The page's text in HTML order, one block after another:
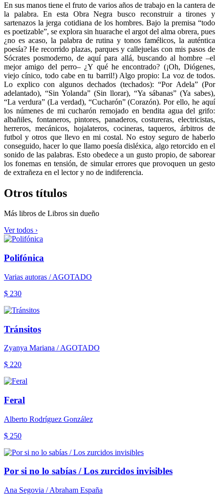
En sus manos tiene el fruto de varios años de trabajo en la cantera de
la palabra. En esta Obra Negra busco reconstruir a tirones y
sartenazos la jerga cotidiana de los hombres. Bajo la premisa “todo
es poetizable”, se explora sin huarache el argot del alma obrera, pues
¿no es acaso, la palabra de rutina y tonos famélicos, la auténtica
poesía? He recorrido plazas, parques y callejuelas con mis pasos de
Sócrates posmoderno, de aquí para allá, buscando al hombre –el
mejor amigo del perro– ¿Y qué he encontrado? (¡Oh, Diógenes,
viejo cínico, todo cabe en tu barril!) Algo propio: La voz de todos.
Lo explico con algunos dechados (techados): “Por Adela” (Por
adelantado), “Sin Yolanda” (Sin llorar), “Ya sábanas” (Ya sabes),
“La verdura” (La verdad), “Cucharón” (Corazón). Por ello, he aquí
los númenes de mi cucharón remojado en bendita agua del grifo:
albañiles, fontaneros, pintores, panaderos, costureras, electricistas,
herreros, mecánicos, hojalateros, cocineras, taqueros, árbitros de
futbol y otros que llevo en mi costal. No estoy seguro de haberlo
conseguido, hacer lo que llamo poesía disléxica, algo retorcido en el
sonido de las palabras. Esto obedece a un gusto propio, de saborear
los fonemas en tensión, de simular errores que provoquen un gesto
de extrañeza en el lector y no de indiferencia.
Otros títulos
Más libros de Libros sin dueño
Ver todos ›
Polifónica
Varias autoras / AGOTADO
$ 230
Tránsitos
Zyanya Mariana / AGOTADO
$ 220
Feral
Alberto Rodríguez González
$ 250
Por si no lo sabías / Los zurcidos invisibles
Ana Segovia / Abraham España